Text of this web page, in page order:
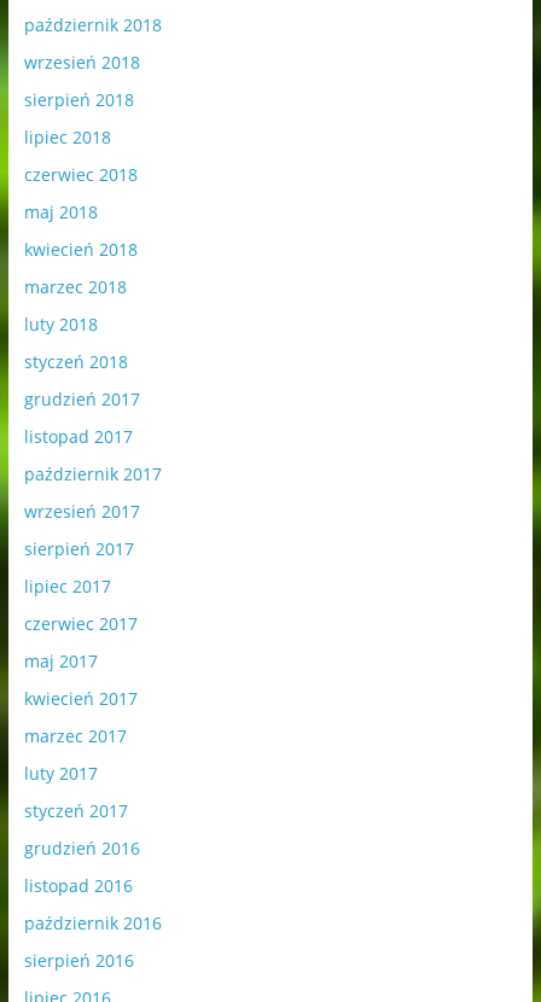
październik 2018
wrzesień 2018
sierpień 2018
lipiec 2018
czerwiec 2018
maj 2018
kwiecień 2018
marzec 2018
luty 2018
styczeń 2018
grudzień 2017
listopad 2017
październik 2017
wrzesień 2017
sierpień 2017
lipiec 2017
czerwiec 2017
maj 2017
kwiecień 2017
marzec 2017
luty 2017
styczeń 2017
grudzień 2016
listopad 2016
październik 2016
sierpień 2016